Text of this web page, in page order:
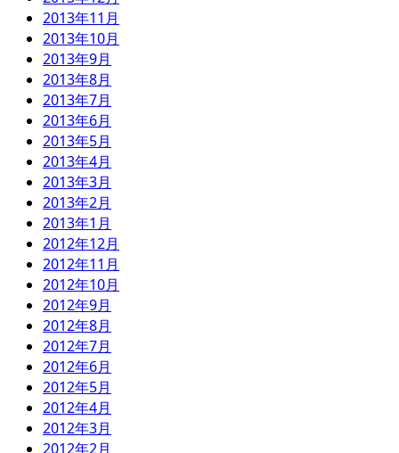
2013年11月
2013年10月
2013年9月
2013年8月
2013年7月
2013年6月
2013年5月
2013年4月
2013年3月
2013年2月
2013年1月
2012年12月
2012年11月
2012年10月
2012年9月
2012年8月
2012年7月
2012年6月
2012年5月
2012年4月
2012年3月
2012年2月